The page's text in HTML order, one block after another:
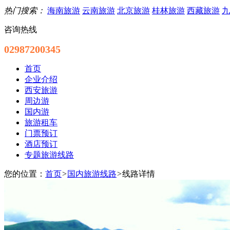
热门搜索： 海南旅游 云南旅游 北京旅游 桂林旅游 西藏旅游
咨询热线
02987200345
首页
企业介绍
西安旅游
周边游
国内游
旅游租车
门票预订
酒店预订
专题旅游线路
您的位置： 首页>国内旅游线路>线路详情